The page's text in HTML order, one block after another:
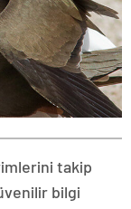
takip
bilgi